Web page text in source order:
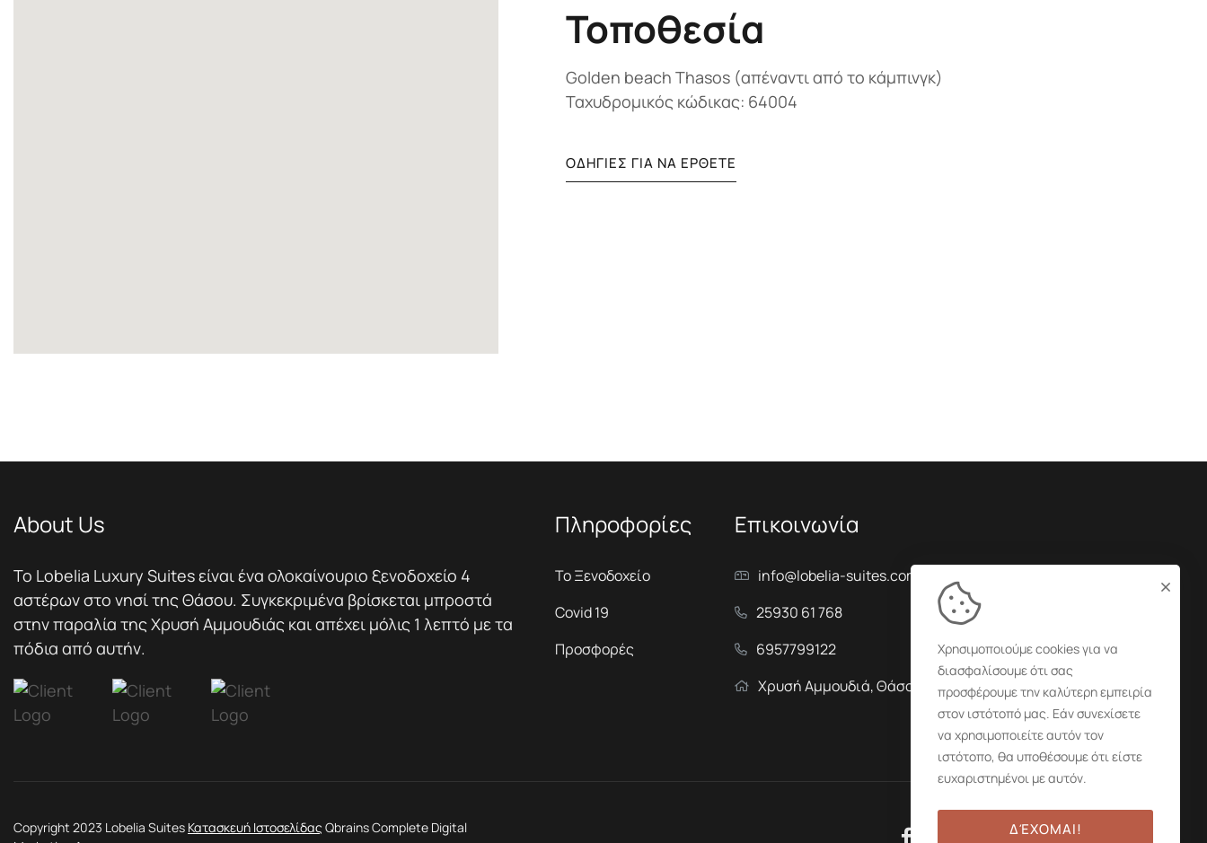
Τοποθεσία
Golden beach Thasos (απέναντι από το κάμπινγκ)
Ταχυδρομικός κώδικας: 64004
ΟΔΗΓΙΕΣ ΓΙΑ ΝΑ ΕΡΘΕΤΕ
About Us
Το Lobelia Luxury Suites είναι ένα ολοκαίνουριο ξενοδοχείο 4
αστέρων στο νησί της Θάσου. Συγκεκριμένα βρίσκεται μπροστά
στην παραλία της Χρυσή Αμμουδιάς και απέχει μόλις 1 λεπτό με τα
πόδια από αυτήν.
Πληροφορίες
Το Ξενοδοχείο
Covid 19
Προσφορές
Επικοινωνία
info@lobelia-suites.com
25930 61 768
6957799122
Χρυσή Αμμουδιά, Θάσος, Τ.Κ. 64004
Copyright 2023 Lobelia Suites Κατασκευή Ιστοσελίδας Qbrains Complete Digital
Χρησιμοποιούμε cookies για να
διασφαλίσουμε ότι σας
προσφέρουμε την καλύτερη εμπειρία
στον ιστότοπό μας. Εάν συνεχίσετε
να χρησιμοποιείτε αυτόν τον
ιστότοπο, θα υποθέσουμε ότι είστε
ευχαριστημένοι με αυτόν.
ΔΈΧΟΜΑΙ!